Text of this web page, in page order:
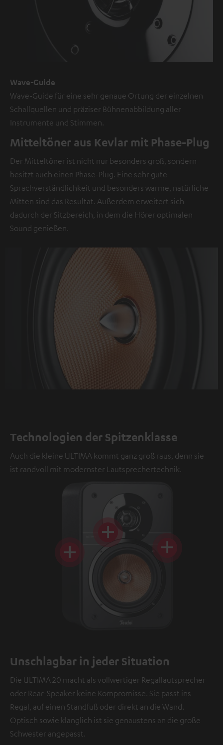
Wave-Guide
Wave-Guide für eine sehr genaue Ortung der einzelnen
Schallquellen und präziser Bühnenabbildung aller
Instrumente und Stimmen.
Mitteltöner aus Kevlar mit Phase-Plug
Der Mitteltöner ist nicht nur besonders groß, sondern
besitzt auch einen Phase-Plug. Eine sehr gute
Sprachverständlichkeit und besonders warme, natürliche
Mitten sind das Resultat. Außerdem erweitert sich
dadurch der Sitzbereich, in dem die Hörer optimalen
Sound genießen.
Technologien der Spitzenklasse
Auch die kleine ULTIMA kommt ganz groß raus, denn sie
ist randvoll mit modernster Lautsprechertechnik.
Unschlagbar in jeder Situation
Die ULTIMA 20 macht als vollwertiger Regallautsprecher
oder Rear-Speaker keine Kompromisse. Sie passt ins
Regal, auf einen Standfuß oder direkt an die Wand.
Optisch sowie klanglich ist sie genaustens an die große
Schwester angepasst.